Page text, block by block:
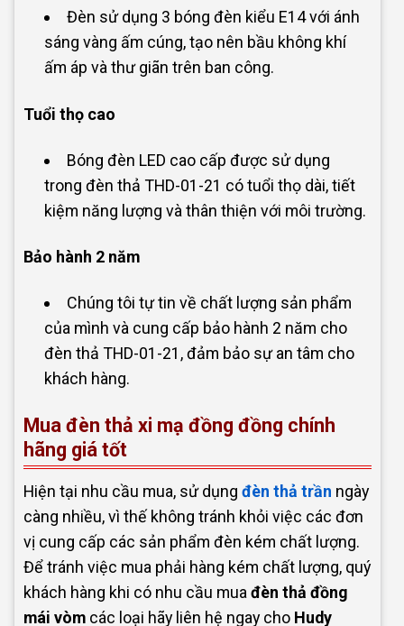
Đèn sử dụng 3 bóng đèn kiểu E14 với ánh
sáng vàng ấm cúng, tạo nên bầu không khí
ấm áp và thư giãn trên ban công.
Tuổi thọ cao
Bóng đèn LED cao cấp được sử dụng
trong đèn thả THD-01-21 có tuổi thọ dài, tiết
kiệm năng lượng và thân thiện với môi trường.
Bảo hành 2 năm
Chúng tôi tự tin về chất lượng sản phẩm
của mình và cung cấp bảo hành 2 năm cho
đèn thả THD-01-21, đảm bảo sự an tâm cho
khách hàng.
Mua đèn thả xi mạ đồng đồng chính
hãng giá tốt
Hiện tại nhu cầu mua, sử dụng đèn thả trần ngày
càng nhiều, vì thế không tránh khỏi việc các đơn
vị cung cấp các sản phẩm đèn kém chất lượng.
Để tránh việc mua phải hàng kém chất lượng, quý
khách hàng khi có nhu cầu mua đèn thả đồng
mái vòm các loại hãy liên hệ ngay cho Hudy